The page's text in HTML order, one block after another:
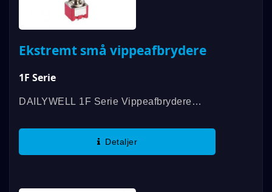
Ekstremt små vippeafbrydere
1F Serie
DAILYWELL 1F Serie Vippeafbrydere
Specifikationer, Kontaktvurdering Op Til
6A/125VAC; 3A/250VAC; 3A/30VDC, Og
Detaljer